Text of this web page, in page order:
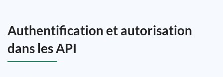
Authentification et autorisation
dans les API